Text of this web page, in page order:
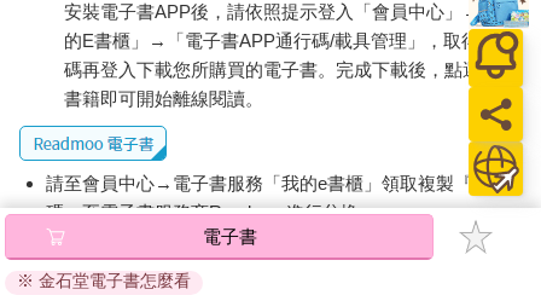
安裝電子書APP後，請依照提示登入「會員中心」→「我
的E書櫃」→「電子書APP通行碼/載具管理」，取得通行
碼再登入下載您所購買的電子書。完成下載後，點選任一
書籍即可開始離線閱讀。
請至會員中心→電子書服務「我的e書櫃」領取複製『兌換
碼』至電子書服務商Readmoo進行兌換。
退換貨須知：
因版權保護，您在金石堂所購買的電子書僅能以金石堂專屬
電子書
※ 金石堂電子書怎麼看